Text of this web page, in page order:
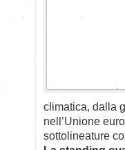
climatica, dalla
nell’Unione
sottolineature